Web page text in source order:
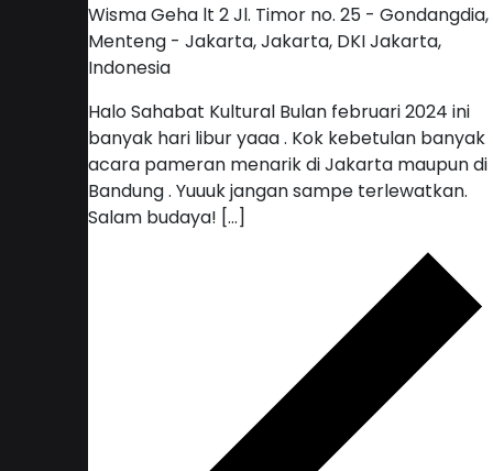
Wisma Geha lt 2Jl. Timor no. 25 - Gondangdia,
Menteng - Jakarta, Jakarta, DKI Jakarta,
Indonesia
Halo Sahabat Kultural Bulan februari 2024 ini
banyak hari libur yaaa . Kok kebetulan banyak
acara pameran menarik di Jakarta maupun di
Bandung . Yuuuk jangan sampe terlewatkan.
Salam budaya! […]